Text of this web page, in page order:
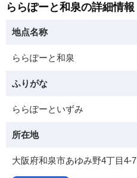
ららぽーと和泉の詳細情報
地点名称
ららぽーと和泉
ふりがな
ららぽーといずみ
所在地
大阪府和泉市あゆみ野4丁目4-7